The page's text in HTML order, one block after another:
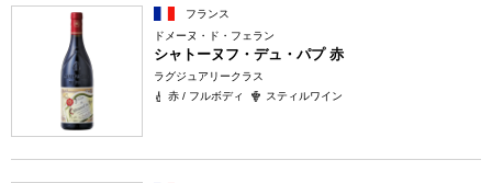
フランス
ドメーヌ・ド・フェラン
シャトーヌフ・デュ・パプ 赤
ラグジュアリークラス
赤 / フルボディ
スティルワイン